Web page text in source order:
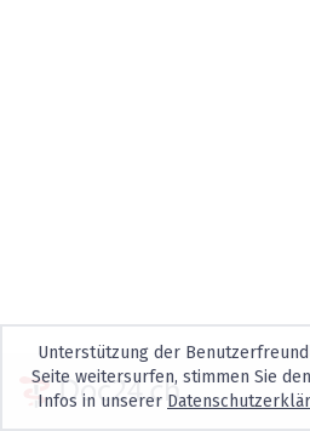
Unterstützung der
Seite weitersurfen, stimmen Sie den
Infos in unserer